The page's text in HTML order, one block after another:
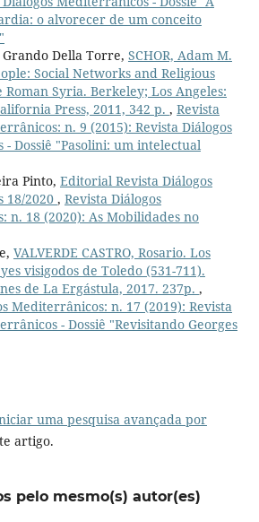
o alvorecer de um conceito
Della Torre, SCHOR, Adam M.
Social Networks and Religious
Syria. Berkeley; Los Angeles:
Press, 2011, 342 p. , Revista
n. 9 (2015): Revista Diálogos
Dossiê "Pasolini: um intelectual
Pinto, Editorial Revista Diálogos
18/2020 , Revista Diálogos
n. 18 (2020): As Mobilidades no
VALVERDE CASTRO, Rosario. Los
visigodos de Toledo (531-711).
de La Ergástula, 2017. 237p. ,
Mediterrânicos: n. 17 (2019): Revista
- Dossiê "Revisitando Georges
uma pesquisa avançada por
artigo.
pelo mesmo(s) autor(es)